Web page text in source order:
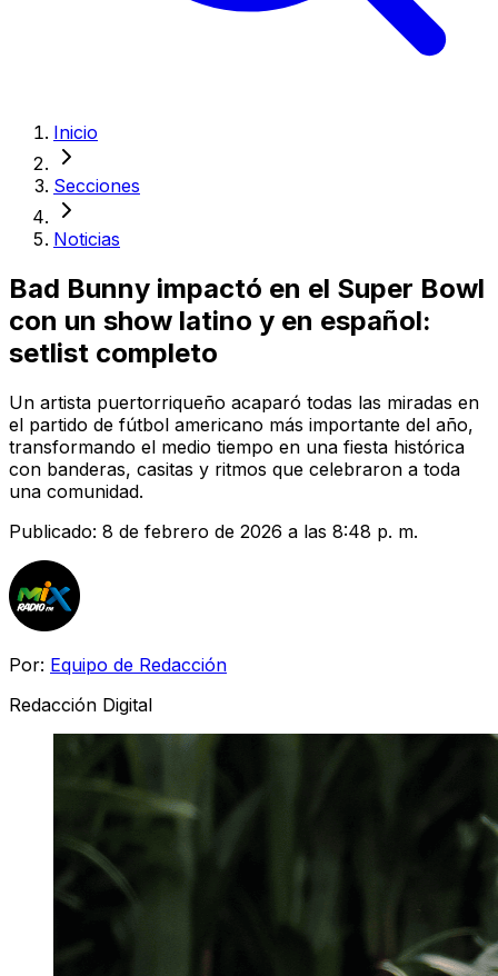
Inicio
Secciones
Noticias
Bad Bunny impactó en el Super Bowl
con un show latino y en español:
setlist completo
Un artista puertorriqueño acaparó todas las miradas en
el partido de fútbol americano más importante del año,
transformando el medio tiempo en una fiesta histórica
con banderas, casitas y ritmos que celebraron a toda
una comunidad.
Publicado: 8 de febrero de 2026 a las 8:48 p. m.
Por: Equipo de Redacción
Redacción Digital